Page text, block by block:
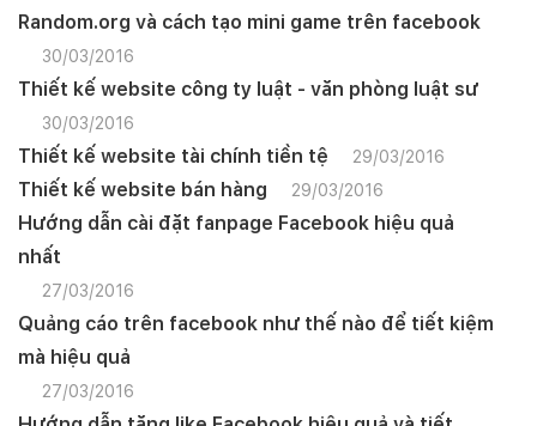
Random.org và cách tạo mini game trên facebook
30/03/2016
Thiết kế website công ty luật - văn phòng luật sư
30/03/2016
Thiết kế website tài chính tiền tệ 29/03/2016
Thiết kế website bán hàng 29/03/2016
Hướng dẫn cài đặt fanpage Facebook hiệu quả
nhất
27/03/2016
Quảng cáo trên facebook như thế nào để tiết kiệm
mà hiệu quả
27/03/2016